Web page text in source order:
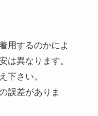
用するのかによ
は異なります。
下さい。
誤差がありま